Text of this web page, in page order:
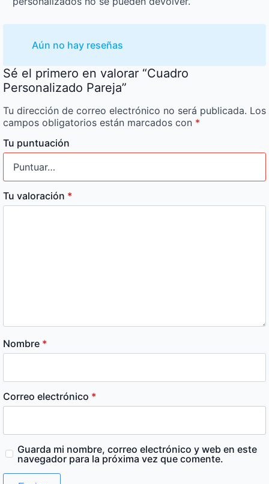
Aún no hay reseñas
Sé el primero en valorar “Cuadro
Personalizado Pareja”
Tu dirección de correo electrónico no será publicada. Los
campos obligatorios están marcados con *
Tu puntuación
Tu valoración *
Nombre *
Correo electrónico *
Guarda mi nombre, correo electrónico y web en este
navegador para la próxima vez que comente.